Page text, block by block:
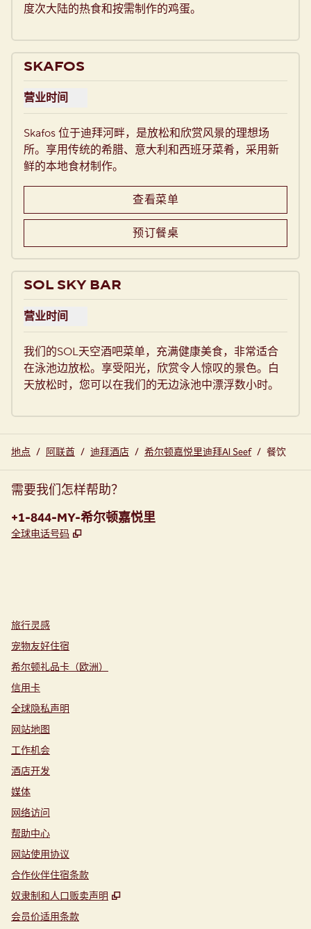
度次大陆的热食和按需制作的鸡蛋。
SKAFOS
营业时间
查看Skafos的营业时间
Skafos 位于迪拜河畔，是放松和欣赏风景的理想场
所。享用传统的希腊、意大利和西班牙菜肴，采用新
鲜的本地食材制作。
查看菜单
预订餐桌
SOL SKY BAR
营业时间
查看Sol Sky Bar的营业时间
我们的SOL天空酒吧菜单，充满健康美食，非常适合
在泳池边放松。享受阳光，欣赏令人惊叹的景色。白
天放松时，您可以在我们的无边泳池中漂浮数小时。
地点 / 阿联酋 / 迪拜酒店 / 希尔顿嘉悦里迪拜Al Seef / 餐饮
需要我们怎样帮助？
电话:
+1-844-MY-希尔顿嘉悦里
全球电话号码 ,
旅行灵感
宠物友好住宿
希尔顿礼品卡（欧洲）
信用卡
全球隐私声明
网站地图
工作机会
酒店开发
媒体
网络访问
帮助中心
网站使用协议
合作伙伴住宿条款
奴隶制和人口贩卖声明
,
会员价适用条款